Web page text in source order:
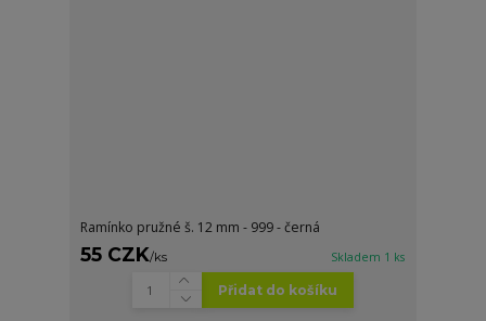
Ramínko pružné š. 12 mm - 999 - černá
55 CZK/ks Skladem 1 ks
Přidat do košíku